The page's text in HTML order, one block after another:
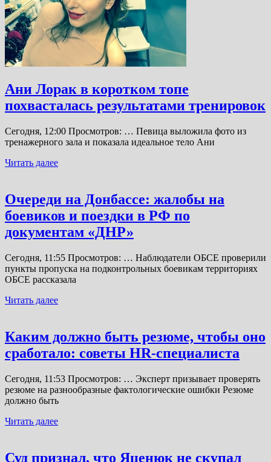
Ани Лорак в коротком топе
похвасталась результатами тренировок
Сегодня, 12:00 Просмотров: … Певица выложила фото из
тренажерного зала и показала идеальное тело Ани
Читать далее
Очереди на Донбассе: жалобы на
боевиков и поездки в РФ по
документам «ДНР»
Сегодня, 11:55 Просмотров: … Наблюдатели ОБСЕ проверили
пункты пропуска на подконтрольных боевикам территориях
ОБСЕ рассказала
Читать далее
Каким должно быть резюме, чтобы оно
сработало: советы HR-специалиста
Сегодня, 11:53 Просмотров: … Эксперт призывает проверять
резюме на разнообразные фактологические ошибки Резюме
должно быть
Читать далее
Суд признал, что Яценюк не скупал